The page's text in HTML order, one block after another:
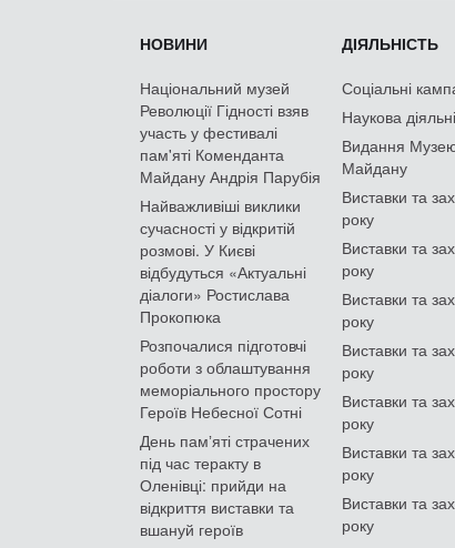
НОВИНИ
Національний музей
Революції Гідності взяв
участь у фестивалі
пам'яті Коменданта
Майдану Андрія Парубія
Найважливіші виклики
сучасності у відкритій
розмові. У Києві
відбудуться «Актуальні
діалоги» Ростислава
Прокопюка
Розпочалися підготовчі
роботи з облаштування
меморіального простору
Героїв Небесної Сотні
День памʼяті страчених
під час теракту в
Оленівці: прийди на
відкриття виставки та
вшануй героїв
ДІЯЛЬНІСТЬ
Соціальні
Наукова
Видання
Майдану
Виставки та
року
Виставки та
року
Виставки та
року
Виставки та
року
Виставки та
року
Виставки та
року
Виставки та
року